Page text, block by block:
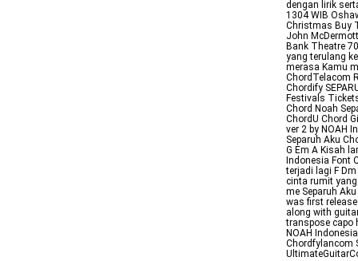
dengan lirik
1304 WIB
Christmas Buy
John
Bank Theatre
yang terulang
merasa Kamu
ChordTelacom
Chordify
Festivals
Chord Noah
ChordU Chord
ver 2 by NOAH
Separuh Aku
G Em A Kisah
Indonesia Font
terjadi lagi F
cinta rumit yang
me Separuh
was first
along with
transpose capo
NOAH
Chordfylancom